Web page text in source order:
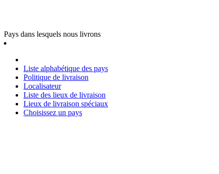
Pays dans lesquels nous livrons
Liste alphabétique des pays
Politique de livraison
Localisateur
Liste des lieux de livraison
Lieux de livraison spéciaux
Choisissez un pays